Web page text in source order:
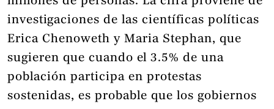
investigaciones de las científicas políticas
Erica Chenoweth y Maria Stephan, que
sugieren que cuando el 3.5% de una
población participa en protestas
sostenidas, es probable que los gobiernos